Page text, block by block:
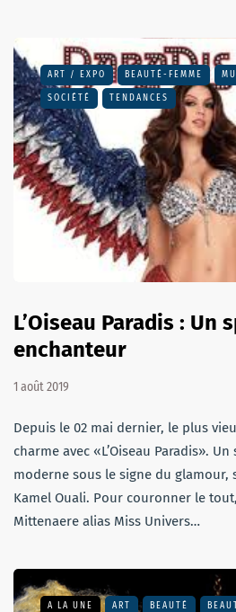
ART / EXPO BEAUTÉ-FEMME
SOCIÉTÉ TENDANCES
L’Oiseau Paradis : Un
enchanteur
1 août 2019
Depuis le 02 mai dernier, le plus
charme avec «L’Oiseau Paradis».
moderne sous le signe du glamour,
Kamel Ouali. Pour couronner le
Mittenaere alias Miss Univers…
A LA UNE ART BEAUTÉ